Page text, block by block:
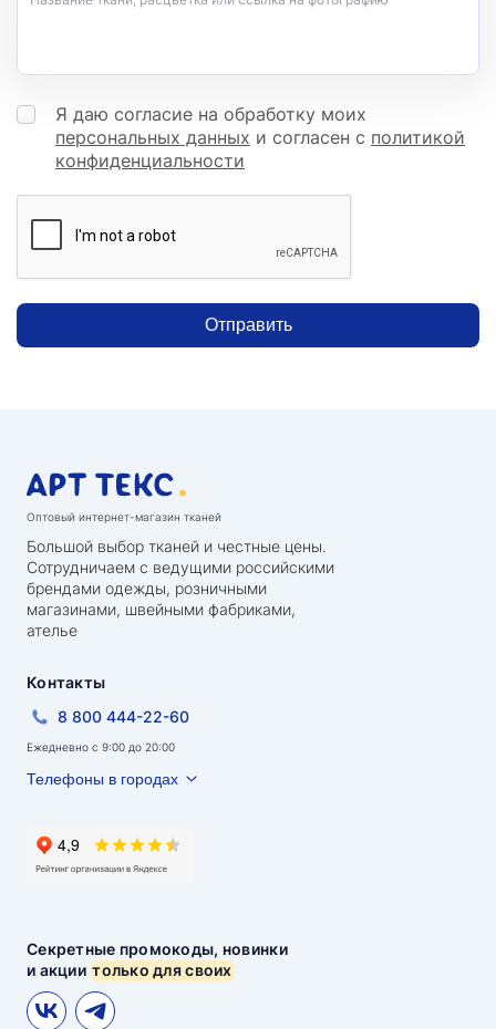
Я даю согласие на обработку моих
персональных данных и согласен с политикой
конфиденциальности
Отправить
Оптовый интернет-магазин тканей
Большой выбор тканей и честные цены.
Сотрудничаем с ведущими российскими
брендами одежды, розничными
магазинами, швейными фабриками,
ателье
Секретные промокоды, новинки
и акциитолько для своих
Контакты
8 800 444-22-60
Ежедневно с 9:00 до 20:00
Телефоны в городах